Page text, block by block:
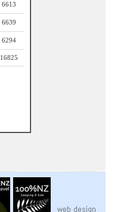
6613
6639
6294
16825